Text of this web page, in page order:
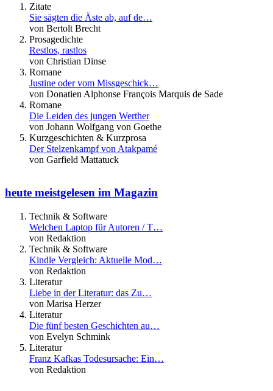
Zitate
Sie sägten die Äste ab, auf de…
von Bertolt Brecht
Prosagedichte
Restlos, rastlos
von Christian Dinse
Romane
Justine oder vom Missgeschick…
von Donatien Alphonse François Marquis de Sade
Romane
Die Leiden des jungen Werther
von Johann Wolfgang von Goethe
Kurzgeschichten & Kurzprosa
Der Stelzenkampf von Atakpamé
von Garfield Mattatuck
heute meistgelesen im Magazin
Technik & Software
Welchen Laptop für Autoren / T…
von Redaktion
Technik & Software
Kindle Vergleich: Aktuelle Mod…
von Redaktion
Literatur
Liebe in der Literatur: das Zu…
von Marisa Herzer
Literatur
Die fünf besten Geschichten au…
von Evelyn Schmink
Literatur
Franz Kafkas Todesursache: Ein…
von Redaktion